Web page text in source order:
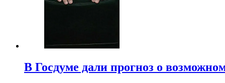
В Госдуме дали прогноз о